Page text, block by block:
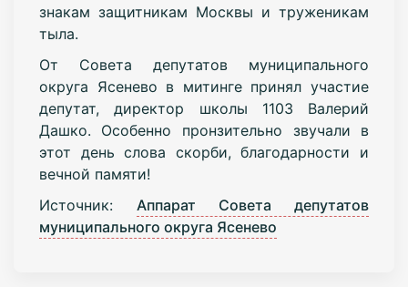
знакам защитникам Москвы и труженикам
тыла.
От Совета депутатов муниципального
округа Ясенево в митинге принял участие
депутат, директор школы 1103 Валерий
Дашко. Особенно пронзительно звучали в
этот день слова скорби, благодарности и
вечной памяти!
Источник: Аппарат Совета депутатов
муниципального округа Ясенево